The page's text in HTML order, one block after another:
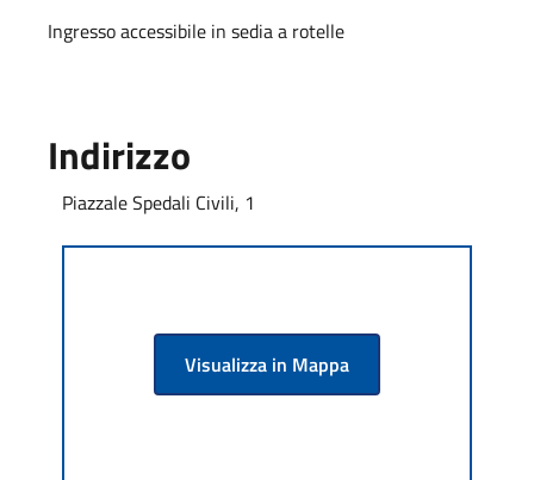
Ingresso accessibile in sedia a rotelle
Indirizzo
Piazzale Spedali Civili, 1
Visualizza in Mappa